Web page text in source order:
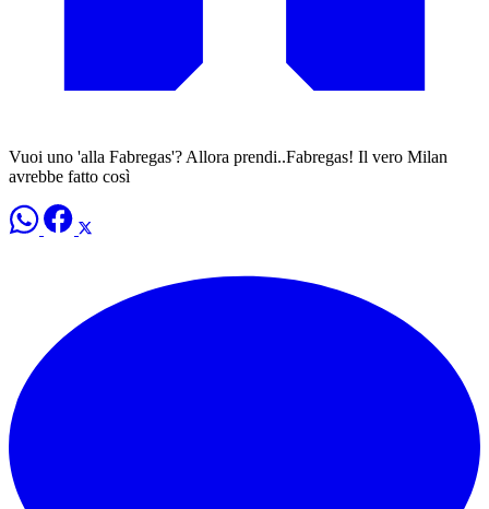
Vuoi uno 'alla Fabregas'? Allora prendi..Fabregas! Il vero Milan
avrebbe fatto così